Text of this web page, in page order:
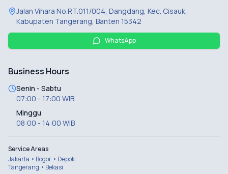
Jalan Vihara No.RT.011/004, Dangdang, Kec. Cisauk,
Kabupaten Tangerang, Banten 15342
WhatsApp
Business Hours
Senin - Sabtu
07:00 - 17:00 WIB
Minggu
08:00 - 14:00 WIB
Service Areas
Jakarta • Bogor • Depok
Tangerang • Bekasi